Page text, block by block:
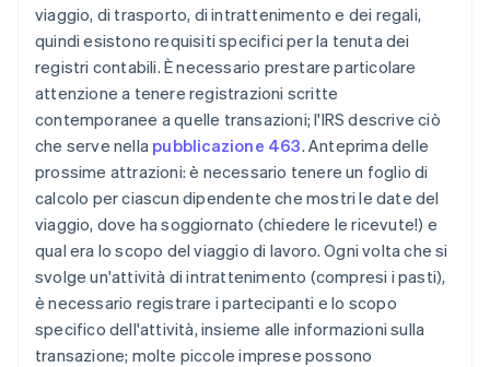
viaggio, di trasporto, di intrattenimento e dei regali,
quindi esistono requisiti specifici per la tenuta dei
registri contabili. È necessario prestare particolare
attenzione a tenere registrazioni scritte
contemporanee a quelle transazioni; l'IRS descrive ciò
che serve nella pubblicazione 463. Anteprima delle
prossime attrazioni: è necessario tenere un foglio di
calcolo per ciascun dipendente che mostri le date del
viaggio, dove ha soggiornato (chiedere le ricevute!) e
qual era lo scopo del viaggio di lavoro. Ogni volta che si
svolge un'attività di intrattenimento (compresi i pasti),
è necessario registrare i partecipanti e lo scopo
specifico dell'attività, insieme alle informazioni sulla
transazione; molte piccole imprese possono